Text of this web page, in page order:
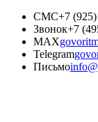
СМС+7
Звонок+7
MAX
Telegram
Письмо